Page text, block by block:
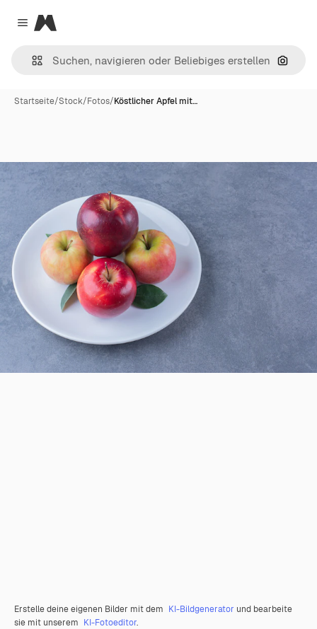
Close menu
Magnific
Nach
Startseite/Stock/Fotos/Köstlicher Apfel mit…
Erstelle deine eigenen Bilder mit dem KI-Bildgenerator und bearbeite
sie mit unserem KI-Fotoeditor.